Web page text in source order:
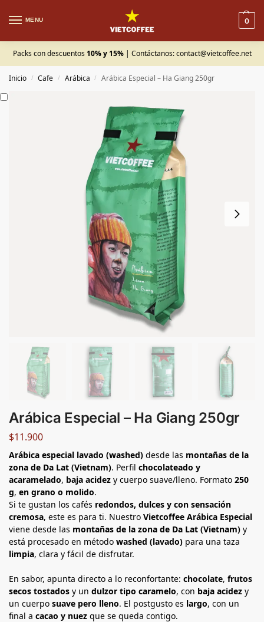
MENU 0
Packs con descuentos 10% y 15% | Contáctanos:contact@vietcoffee.net
Inicio / Cafe / Arábica / Arábica Especial – Ha Giang 250gr
Arábica Especial – Ha Giang 250gr
$11.900
Arábica especial lavado (washed) desde las montañas de la
zona de Da Lat (Vietnam). Perfil chocolateado y
acaramelado, baja acidez y cuerpo suave/lleno. Formato 250
g, en grano o molido.
Si te gustan los cafés redondos, dulces y con sensación
cremosa, este es para ti. Nuestro Vietcoffee Arábica Especial
viene desde las montañas de la zona de Da Lat (Vietnam) y
está procesado en método washed (lavado) para una taza
limpia, clara y fácil de disfrutar.
En sabor, apunta directo a lo reconfortante: chocolate, frutos
secos tostados y un dulzor tipo caramelo, con baja acidez y
un cuerpo suave pero lleno. El postgusto es largo, con un
final a cacao y nuez que se queda contigo.